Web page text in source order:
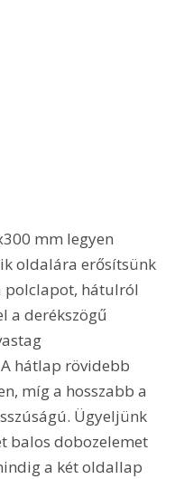
oldalára erősítsünk
polclapot, hátulról
a derékszögű
hátlap rövidebb
míg a hosszabb a
Ügyeljünk
balos dobozelemet
a két oldallap